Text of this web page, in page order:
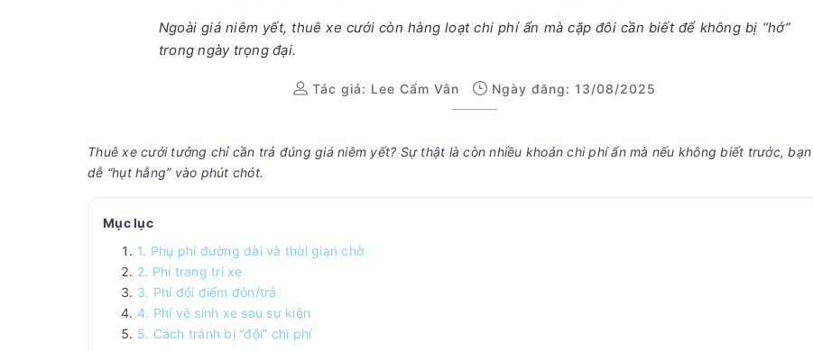
Ngoài giá niêm yết, thuê xe cưới còn hàng loạt chi phí ẩn mà cặp đôi cần biết để không bị “hớ”
trong ngày trọng đại.
Tác giả: Lee Cẩm Vân Ngày đăng: 13/08/2025
Thuê xe cưới tưởng chỉ cần trả đúng giá niêm yết? Sự thật là còn nhiều khoản chi phí ẩn mà nếu không biết trước,
dễ “hụt hẫng” vào phút chót.
Mục lục
1. Phụ phí đường dài và thời gian chờ
2. Phí trang trí xe
3. Phí đổi điểm đón/trả
4. Phí vệ sinh xe sau sự kiện
5. Cách tránh bị “đội” chi phí